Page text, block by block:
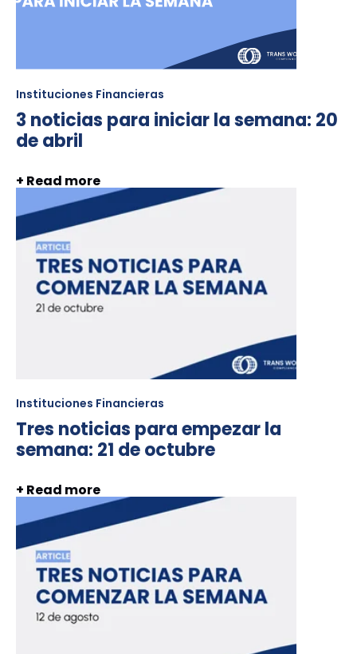
Instituciones Financieras
3 noticias para iniciar la semana: 20
de abril
+ Read more
Instituciones Financieras
Tres noticias para empezar la
semana: 21 de octubre
+ Read more